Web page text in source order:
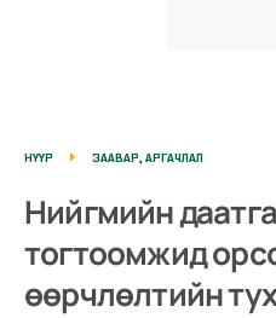
НҮҮР ЗААВАР, АРГАЧЛАЛ
Нийгмийн
тогтоомжид
өөрчлөлтийн